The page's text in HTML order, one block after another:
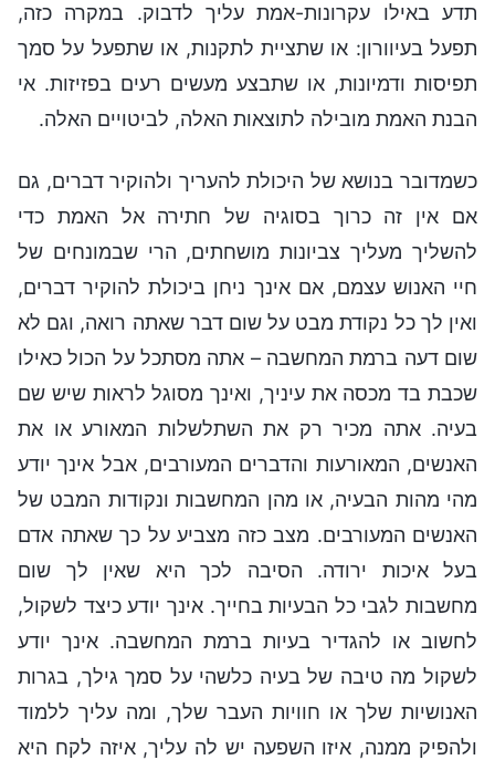
תדע באילו עקרונות-אמת עליך לדבוק. במקרה כזה,
תפעל בעיוורון: או שתציית לתקנות, או שתפעל על סמך
תפיסות ודמיונות, או שתבצע מעשים רעים בפזיזות. אי
הבנת האמת מובילה לתוצאות האלה, לביטויים האלה.
כשמדובר בנושא של היכולת להעריך ולהוקיר דברים, גם
אם אין זה כרוך בסוגיה של חתירה אל האמת כדי
להשליך מעליך צביונות מושחתים, הרי שבמונחים של
חיי האנוש עצמם, אם אינך ניחן ביכולת להוקיר דברים,
ואין לך כל נקודת מבט על שום דבר שאתה רואה, וגם לא
שום דעה ברמת המחשבה – אתה מסתכל על הכול כאילו
שכבת בד מכסה את עיניך, ואינך מסוגל לראות שיש שם
בעיה. אתה מכיר רק את השתלשלות המאורע או את
האנשים, המאורעות והדברים המעורבים, אבל אינך יודע
מהי מהות הבעיה, או מהן המחשבות ונקודות המבט של
האנשים המעורבים. מצב כזה מצביע על כך שאתה אדם
בעל איכות ירודה. הסיבה לכך היא שאין לך שום
מחשבות לגבי כל הבעיות בחייך. אינך יודע כיצד לשקול,
לחשוב או להגדיר בעיות ברמת המחשבה. אינך יודע
לשקול מה טיבה של בעיה כלשהי על סמך גילך, בגרות
האנושיות שלך או חוויות העבר שלך, ומה עליך ללמוד
ולהפיק ממנה, איזו השפעה יש לה עליך, איזה לקח היא